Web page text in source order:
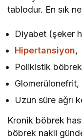
tablodur. En sık
Diyabet (şeker
Hipertansiyon,
Polikistik böbrek
Glomerülonefrit,
Uzun süre ağrı
Kronik böbrek
böbrek nakli